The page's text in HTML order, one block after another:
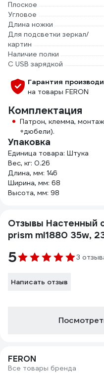
Плоское
Угловое
Длина ножки
Для подсветки зеркал/
картин
Наличие полки
С USB зарядкой
Гарантия
на товары FERON
Комплектация
Патрон, клемма,
+дюбели).
Упаковка
Единица товара: Штука
Вес, кг: 0.26
Длина, мм: 146
Ширина, мм: 68
Высота, мм: 98
Отзывы Настенный
prism ml1880 35w,
5 3
Написать отзыв
FERON
Все товары бренда